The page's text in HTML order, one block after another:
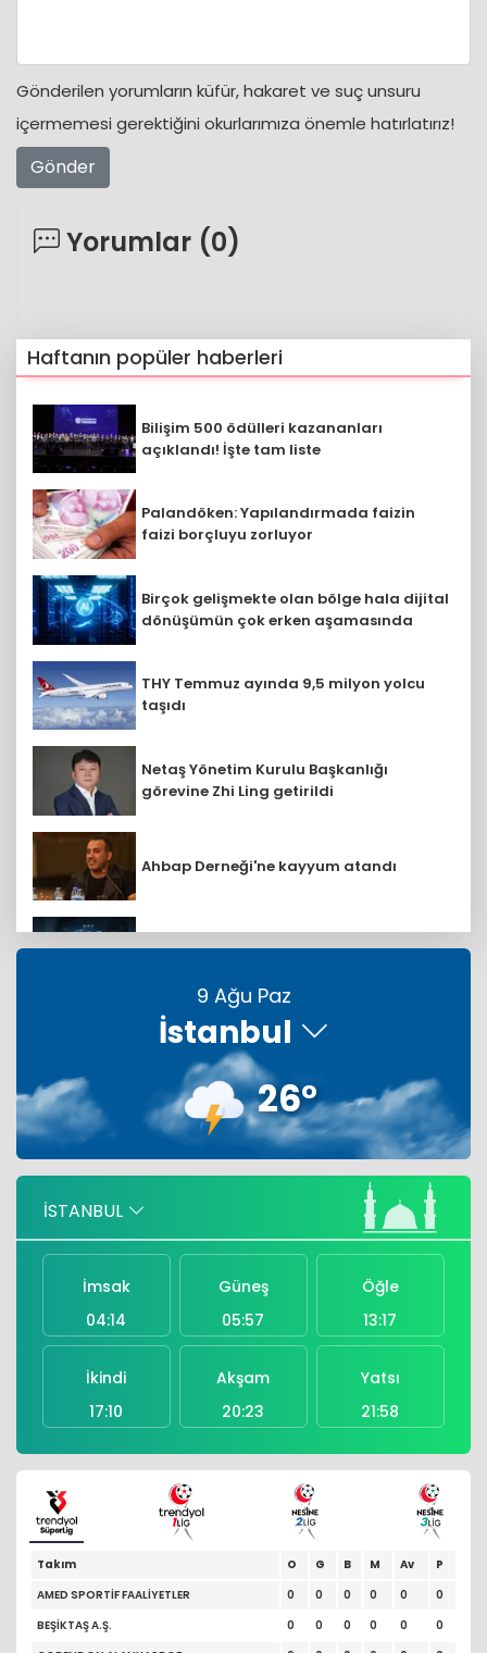
Gönderilen yorumların küfür, hakaret ve suç unsuru
içermemesi gerektiğini okurlarımıza önemle hatırlatırız!
Gönder
Yorumlar (0)
Haftanın popüler haberleri
Bilişim 500 ödülleri kazananları
açıklandı! İşte tam liste
Palandöken: Yapılandırmada faizin
faizi borçluyu zorluyor
Birçok gelişmekte olan bölge hala dijital
dönüşümün çok erken aşamasında
THY Temmuz ayında 9,5 milyon yolcu
taşıdı
Netaş Yönetim Kurulu Başkanlığı
görevine Zhi Ling getirildi
Ahbap Derneği'ne kayyum atandı
Türkiye, Suudi Arabistan ve
Pakistan'dan ortak imza
Uğurlular Tekstil dev yatırımlarla
büyümeye devam ediyor
Hopan Plastik sahibi Fatih Mete, PAGEV
9 Ağu Paz
İstanbul
26°
İSTANBUL
İmsak
04:14
Güneş
05:57
Öğle
13:17
İkindi
17:10
Akşam
20:23
Yatsı
21:58
Takım O G B M Av
P
AMED SPORTİF FAALİYETLER
0 0 0 0 0
0
BEŞİKTAŞ A.Ş.
0 0 0 0 0
0